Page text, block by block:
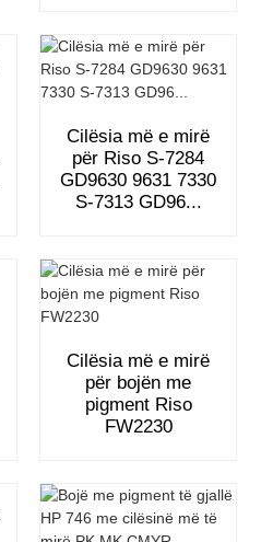
Cilësia më e mirë
për Riso S-7284
GD9630 9631 7330
S-7313 GD96...
Cilësia më e mirë
për bojën me
pigment Riso
FW2230